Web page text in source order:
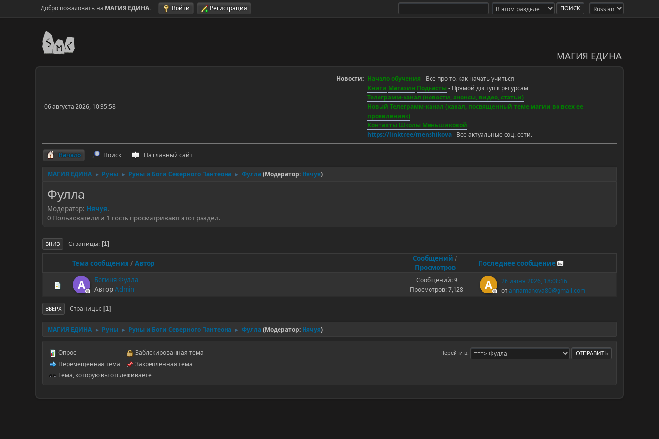
Добро пожаловать на МАГИЯ ЕДИНА. Войти Регистрация
МАГИЯ ЕДИНА
06 августа 2026, 10:35:58
Новости: Начало обучения - Все про то, как начать учиться
Книги Магазин Подкасты - Прямой доступ к ресурсам
Телеграмм-канал (новости, анонсы, видео, статьи)
Новый Телеграмм-канал (канал, посвященный теме магии во всех ее
проявлениях)
Контакты Школы Меньшиковой
https://linktr.ee/menshikova- Все актуальные соц. сети.
Начало Поиск На главный сайт
МАГИЯ ЕДИНА ► Руны ► Руны и Боги Северного Пантеона ► Фулла(Модератор: Нячуя)
Фулла
Модератор: Нячуя.
0 Пользователи и 1 гость просматривают этот раздел.
ВНИЗ Страницы 1
Тема сообщения / Автор
Сообщений /
Просмотров
Последнее сообщение
A A
Богиня Фулла
АвторAdmin
Сообщений: 9
Просмотров: 7,128
26 июня 2026, 18:08:16
отannamanova80@gmail.com
ВВЕРХ Страницы 1
МАГИЯ ЕДИНА ► Руны ► Руны и Боги Северного Пантеона ► Фулла(Модератор: Нячуя)
Перейти в
Опрос
Перемещенная тема
Заблокированная тема
Закрепленная тема
Тема, которую вы отслеживаете